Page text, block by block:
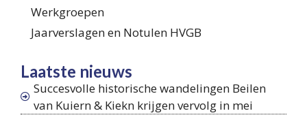
Werkgroepen
Jaarverslagen en Notulen HVGB
Laatste nieuws
Succesvolle historische wandelingen Beilen
van Kuiern & Kiekn krijgen vervolg in mei